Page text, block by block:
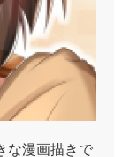
な漫画描きで